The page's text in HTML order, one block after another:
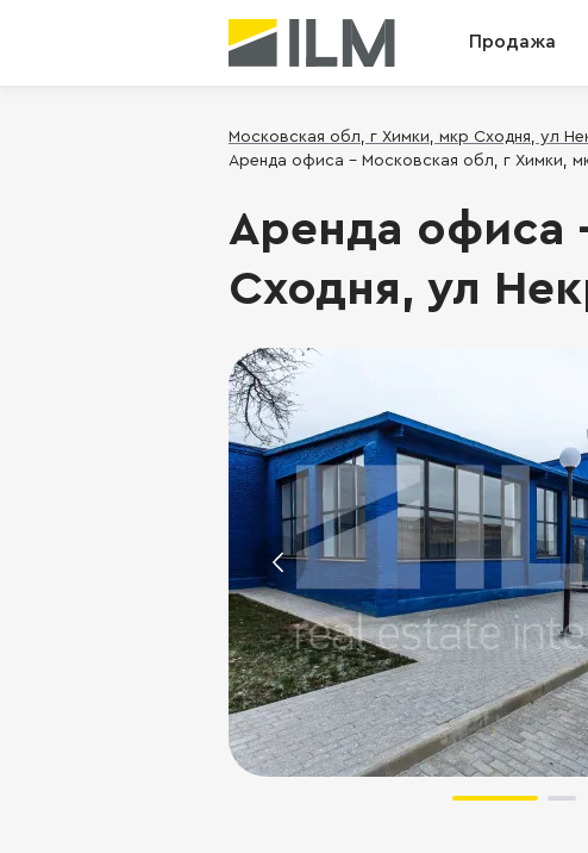
Продажа
Московская обл, г Химки, мкр Сходня, ул
Аренда офиса - Московская обл, г Химки,
Аренда офиса
Сходня, ул